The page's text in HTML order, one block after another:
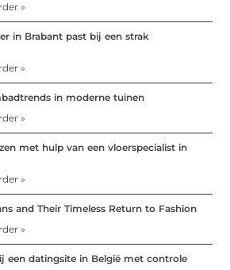
»
in Brabant past bij een strak
»
in moderne tuinen
»
met hulp van een vloerspecialist in
»
and Their Timeless Return to Fashion
»
een datingsite in België met controle